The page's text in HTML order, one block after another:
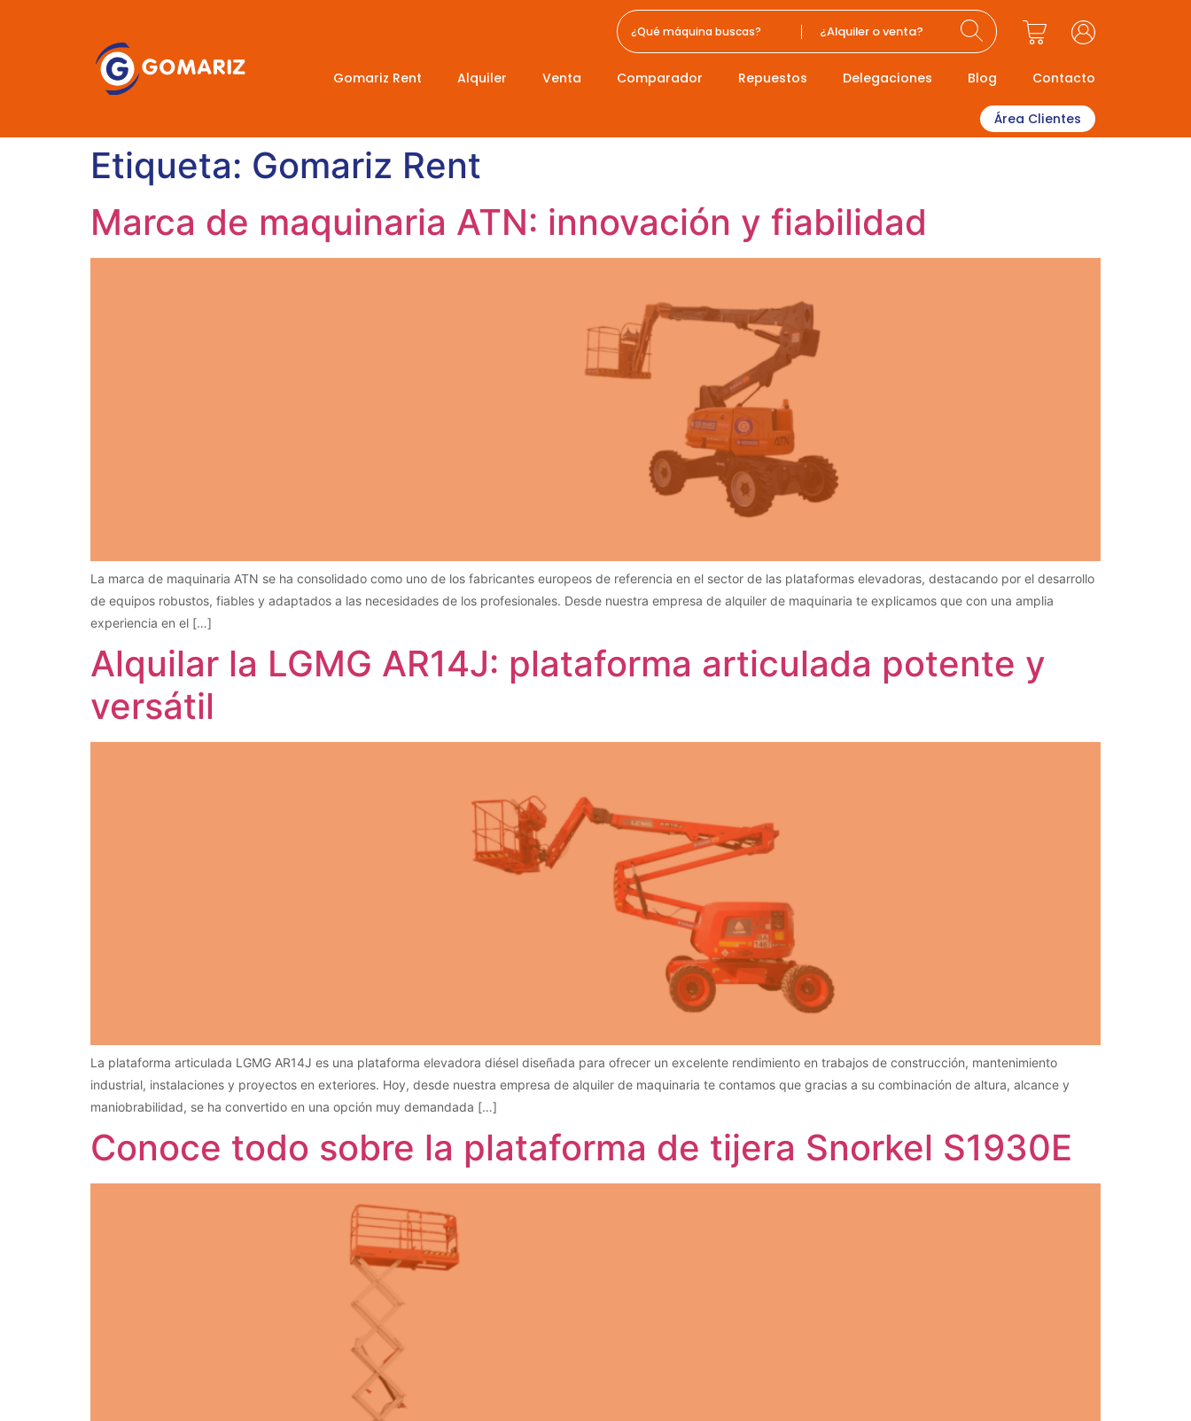
¿Alquiler o venta?
Gomariz Rent Alquiler Venta Comparador Repuestos Delegaciones Blog Contacto
Área Clientes
Etiqueta: Gomariz Rent
Marca de maquinaria ATN: innovación y fiabilidad
La marca de maquinaria ATN se ha consolidado como uno de los fabricantes europeos de referencia en el sector de las plataformas elevadoras, destacando por el desarrollo
de equipos robustos, fiables y adaptados a las necesidades de los profesionales. Desde nuestra empresa de alquiler de maquinaria te explicamos que con una amplia
experiencia en el […]
Alquilar la LGMG AR14J: plataforma articulada potente y
versátil
La plataforma articulada LGMG AR14J es una plataforma elevadora diésel diseñada para ofrecer un excelente rendimiento en trabajos de construcción, mantenimiento
industrial, instalaciones y proyectos en exteriores. Hoy, desde nuestra empresa de alquiler de maquinaria te contamos que gracias a su combinación de altura, alcance y
maniobrabilidad, se ha convertido en una opción muy demandada […]
Conoce todo sobre la plataforma de tijera Snorkel S1930E